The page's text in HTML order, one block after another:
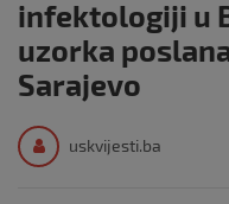
infektologiji u
uzorka
Sarajevo
uskvijesti.ba